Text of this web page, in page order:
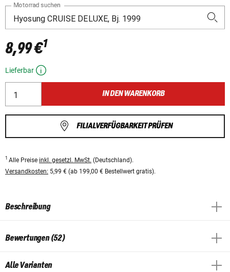
Motorrad suchen
8,99 €1
Lieferbar
IN DEN WARENKORB
FILIALVERFÜGBARKEIT PRÜFEN
1 Alle Preise inkl. gesetzl. MwSt. (Deutschland).
Versandkosten: 5,99 € (ab 199,00 € Bestellwert gratis).
Beschreibung
Bewertungen (52)
Alle Varianten